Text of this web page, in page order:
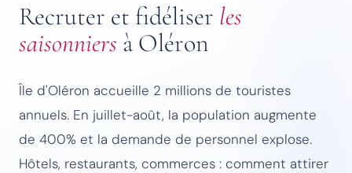
Recruter et fidéliser les
saisonniers à Oléron
Île d'Oléron accueille 2 millions de touristes
annuels. En juillet-août, la population augmente
de 400% et la demande de personnel explose.
Hôtels, restaurants, commerces : comment attirer